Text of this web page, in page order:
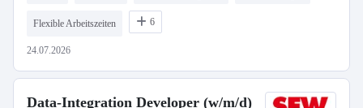
Flexible Arbeitszeiten 6
24.07.2026
Data-Integration Developer (w/m/d)